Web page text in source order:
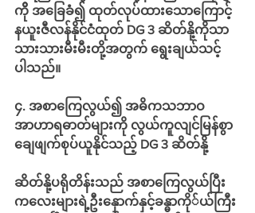
ကိို အခြေခံ၍ ထုတ်လုပ်ထားသောကြောင့်
နယူးဇီလန်နိုင်ငံထုတ် DG 3 ဆိတ်နို့ကိုသာ
သားသားမီးမီးတို့အတွက် ရွေးချယ်သင့်
ပါသည်။
၄. အစာကြေလွယ်၍ အဓိကသဘာဝ
အာဟာရဓာတ်များကို လွယ်ကူလျင်မြန်စွာ
ချေဖျက်စုပ်ယူနိုင်သည့် DG 3 ဆိတ်နို့
ဆိတ်နို့ပရိုတိန်းသည် အစာကြေလွယ်ပြီး
ကလေးများရဲ့ဦးနှောက်နှင့်ခန္ဓာကို်ယ်ကြီး